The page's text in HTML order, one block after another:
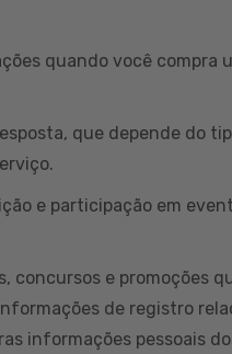
quando você compra
que depende do
e participação em
concursos e promoções
de registro
informações pessoais